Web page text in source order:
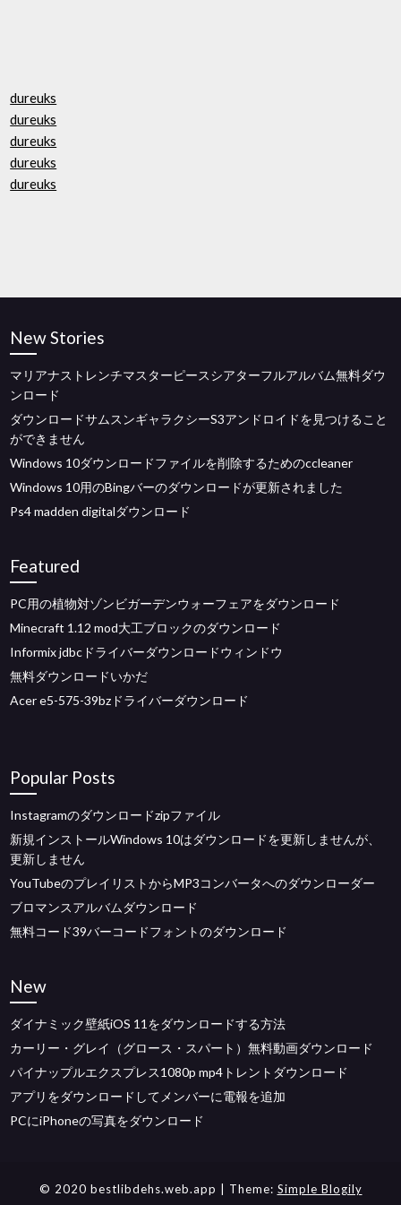
dureuks
dureuks
dureuks
dureuks
dureuks
New Stories
マリアナストレンチマスターピースシアターフルアルバム無料ダウ
ンロード
ダウンロードサムスンギャラクシーS3アンドロイドを見つけること
ができません
Windows 10ダウンロードファイルを削除するためのccleaner
Windows 10用のBingバーのダウンロードが更新されました
Ps4 madden digitalダウンロード
Featured
PC用の植物対ゾンビガーデンウォーフェアをダウンロード
Minecraft 1.12 mod大工ブロックのダウンロード
Informix jdbcドライバーダウンロードウィンドウ
無料ダウンロードいかだ
Acer e5-575-39bzドライバーダウンロード
Popular Posts
Instagramのダウンロードzipファイル
新規インストールWindows 10はダウンロードを更新しませんが、
更新しません
YouTubeのプレイリストからMP3コンバータへのダウンローダー
ブロマンスアルバムダウンロード
無料コード39バーコードフォントのダウンロード
New
ダイナミック壁紙iOS 11をダウンロードする方法
カーリー・グレイ（グロース・スパート）無料動画ダウンロード
パイナップルエクスプレス1080p mp4トレントダウンロード
アプリをダウンロードしてメンバーに電報を追加
PCにiPhoneの写真をダウンロード
© 2020 bestlibdehs.web.app | Theme: Simple Blogily